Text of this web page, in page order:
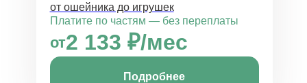
от ошейника до игрушек
Платите по частям — без переплаты
от2 133 ₽/мес
Подробнее